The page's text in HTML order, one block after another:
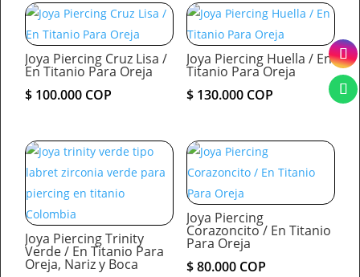
Joya Piercing Cruz Lisa /
En Titanio Para Oreja
$ 100.000 COP
Joya Piercing Huella / En
Titanio Para Oreja
$130.000COP
Joya Piercing Trinity
Verde / En Titanio Para
Oreja, Nariz y Boca
Joya Piercing
Corazoncito / En Titanio
Para Oreja
$80.000COP